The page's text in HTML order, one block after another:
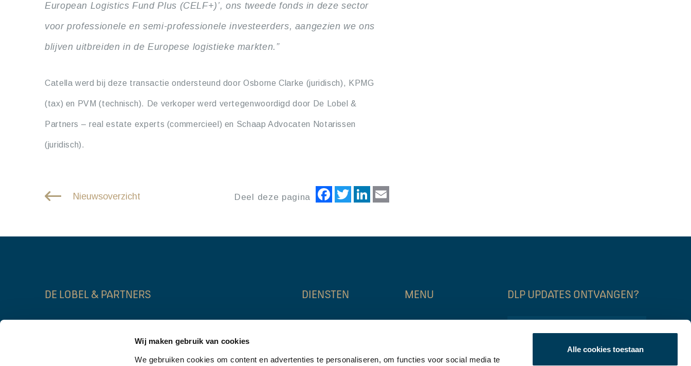
Wij maken gebruik van cookies
We gebruiken cookies om content en advertenties te personaliseren, om functies voor social media te
Alle cookies toestaan
European Logistics Fund Plus (CELF+)’, ons tweede fonds in deze sector
voor professionele en semi-professionele investeerders, aangezien we ons
blijven uitbreiden in de Europese logistieke markten.”
Catella werd bij deze transactie ondersteund door Osborne Clarke (juridisch), KPMG
(tax) en PVM (technisch). De verkoper werd vertegenwoordigd door De Lobel &
Partners – real estate experts (commercieel) en Schaap Advocaten Notarissen
(juridisch).
Deel deze pagina FacebookTwitterLinkedIn
Nieuwsoverzicht
DE LOBEL & PARTNERS
3014 DA Rotterdam
010 – 302 90 05
DLP UPDATES ONTVANGEN?
Name
DIENSTEN
valuation & advice
MENU